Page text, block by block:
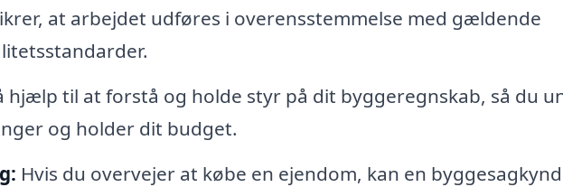
at arbejdet udføres i overensstemmelse med gældende
hjælp til at forstå og holde styr på dit byggeregnskab, så du
og holder dit budget.
Hvis du overvejer at købe en ejendom, kan en